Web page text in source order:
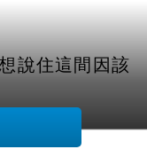
說住這間因該
房間很多都有